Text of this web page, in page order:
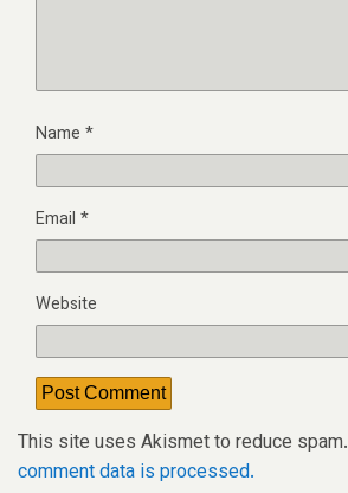
Name *
Email *
Website
This site uses Akismet to reduce spam.
comment data is processed.